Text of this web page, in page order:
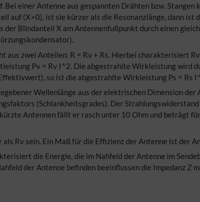
einer Antenne aus gespannten Drähten bzw.
auf (X>0), ist sie kürzer als die Resonanzlänge, dann
der Blindanteil X am Antennenfußpunkt durch einen
aus zwei Anteilen: R = Rv + Rs. Hierbei charakterisiert
Pv = Rv I^2. Die abgestrahlte Wirkleistung wird
so ist die abgestrahlte Wirkleistung Ps = Rs
Wellenlänge aus der elektrischen Dimension
(Schlankheitsgrades). Der
Antennen fällt er rasch unter 10 Ohm und beträgt
Rv sein. Ein Maß für die Effizienz der Antenne ist der
die Energie, die im Nahfeld der Antenne im
der Antenne befinden beeinflussen die Impedanz Z